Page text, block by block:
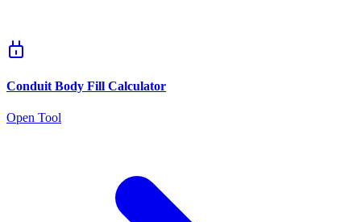
Conduit Body Fill Calculator
Open Tool